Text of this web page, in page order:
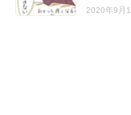
2020年9月